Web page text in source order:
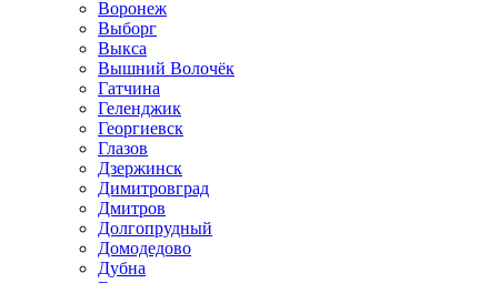
Воронеж
Выборг
Выкса
Вышний Волочёк
Гатчина
Геленджик
Георгиевск
Глазов
Дзержинск
Димитровград
Дмитров
Долгопрудный
Домодедово
Дубна